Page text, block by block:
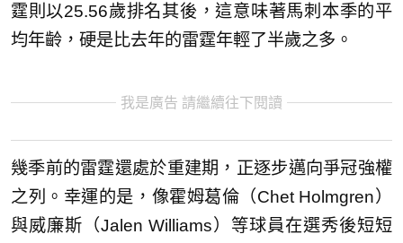
霆則以25.56歲排名其後，這意味著馬刺本季的平
均年齡，硬是比去年的雷霆年輕了半歲之多。
我是廣告 請繼續往下閱讀
幾季前的雷霆還處於重建期，正逐步邁向爭冠強權
之列。幸運的是，像霍姆葛倫（Chet Holmgren）
與威廉斯（Jalen Williams）等球員在選秀後短短